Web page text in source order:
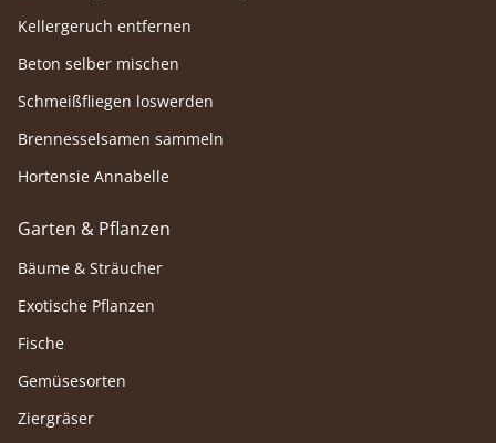
Kellergeruch entfernen
Beton selber mischen
Schmeißfliegen loswerden
Brennesselsamen sammeln
Hortensie Annabelle
Garten & Pflanzen
Bäume & Sträucher
Exotische Pflanzen
Fische
Gemüsesorten
Ziergräser